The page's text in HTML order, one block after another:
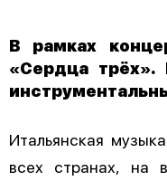
В рамках
«Сердца трёх».
Итальянская
всех странах, на